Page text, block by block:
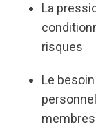
La
risques
Le
membres